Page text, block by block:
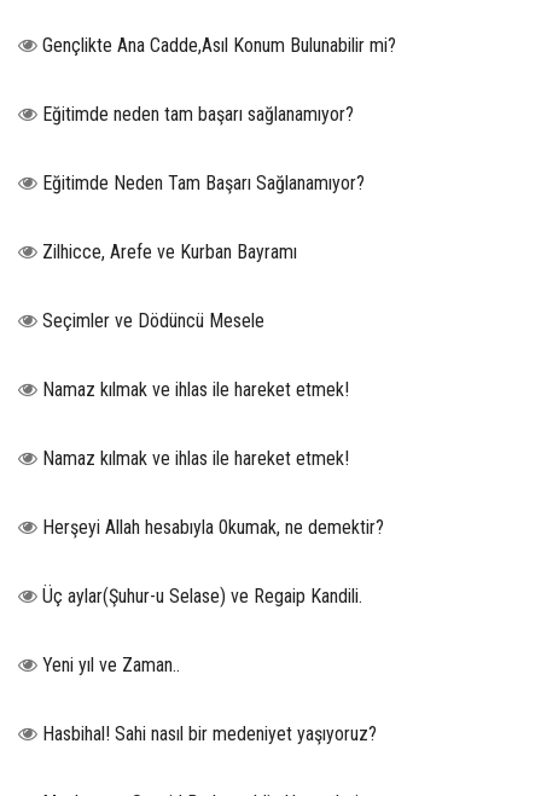
Gençlikte Ana Cadde,Asıl Konum Bulunabilir mi?
Eğitimde neden tam başarı sağlanamıyor?
Eğitimde Neden Tam Başarı Sağlanamıyor?
Zilhicce, Arefe ve Kurban Bayramı
Seçimler ve Dödüncü Mesele
Namaz kılmak ve ihlas ile hareket etmek!
Namaz kılmak ve ihlas ile hareket etmek!
Herşeyi Allah hesabıyla 0kumak, ne demektir?
Üç aylar(Şuhur-u Selase) ve Regaip Kandili.
Yeni yıl ve Zaman..
Hasbihal! Sahi nasıl bir medeniyet yaşıyoruz?